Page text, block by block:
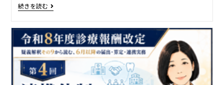
続きを読む